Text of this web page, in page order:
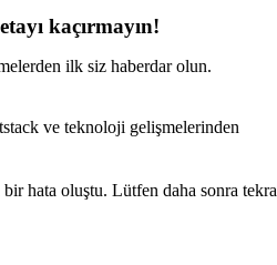
kaçırmayın!
ilk siz haberdar olun.
ve teknoloji gelişmelerinden
bir hata oluştu. Lütfen daha sonra